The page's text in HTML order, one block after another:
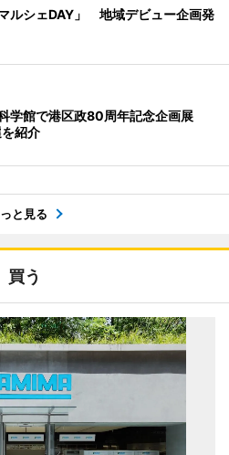
ルシェDAY」 地域デビュー企画発
学館で港区政80周年記念企画展
紹介
と見る
買う